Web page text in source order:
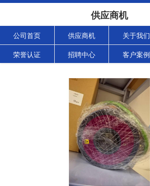
供应商机
公司首页 供应商机 关于我们
荣誉认证 招聘中心 客户案例